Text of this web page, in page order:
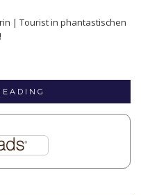
| Tourist in phantastischen